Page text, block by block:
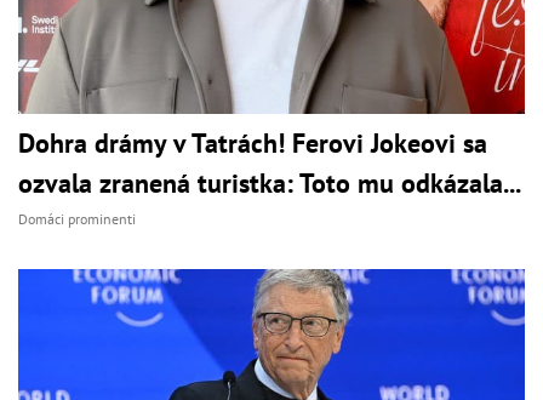
Dohra drámy v Tatrách! Ferovi Jokeovi sa
ozvala zranená turistka: Toto mu odkázala...
Domáci prominenti